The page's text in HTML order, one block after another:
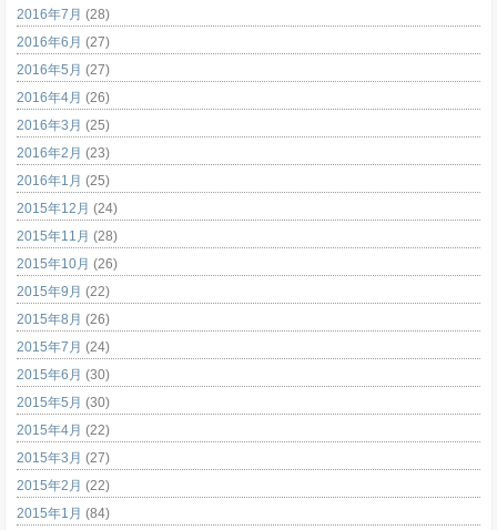
2016年7月 (28)
2016年6月 (27)
2016年5月 (27)
2016年4月 (26)
2016年3月 (25)
2016年2月 (23)
2016年1月 (25)
2015年12月 (24)
2015年11月 (28)
2015年10月 (26)
2015年9月 (22)
2015年8月 (26)
2015年7月 (24)
2015年6月 (30)
2015年5月 (30)
2015年4月 (22)
2015年3月 (27)
2015年2月 (22)
2015年1月 (84)